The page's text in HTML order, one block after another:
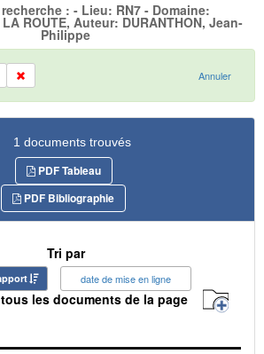
: - Lieu: RN7 - Domaine:
LA ROUTE, Auteur: DURANTHON, Jean-
Philippe
Annuler
1 documents trouvés
PDF Tableau
PDF Bibliographie
Tri par
date de mise en ligne
les documents de la page